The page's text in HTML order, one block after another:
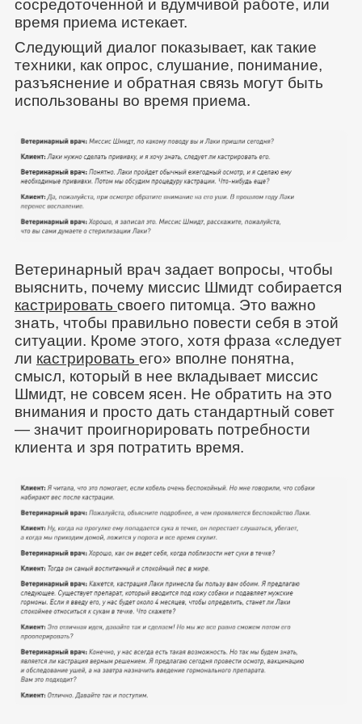
сосредоточенной и вдумчивой работе, или
время приема истекает.
Следующий диалог показывает, как такие
техники, как опрос, слушание, понимание,
разъяснение и обратная связь могут быть
использованы во время приема.
Ветеринарный врач задает вопросы, чтобы
выяснить, почему миссис Шмидт собирается
кастрировать своего питомца. Это важно
знать, чтобы правильно повести себя в этой
ситуации. Кроме этого, хотя фраза «следует
ли кастрировать его» вполне понятна,
смысл, который в нее вкладывает миссис
Шмидт, не совсем ясен. Не обратить на это
внимания и просто дать стандартный совет
— значит проигнорировать потребности
клиента и зря потратить время.